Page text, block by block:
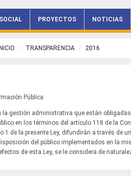
PROYECTOS NOTICIAS
INICIO TRANSPARENCIA 2016
Pública
la gestión administrativa que están
en los términos del artículo 118 de la
1 de la presente Ley, difundirán a través de
del público implementados en la
de esta Ley, se le considera de